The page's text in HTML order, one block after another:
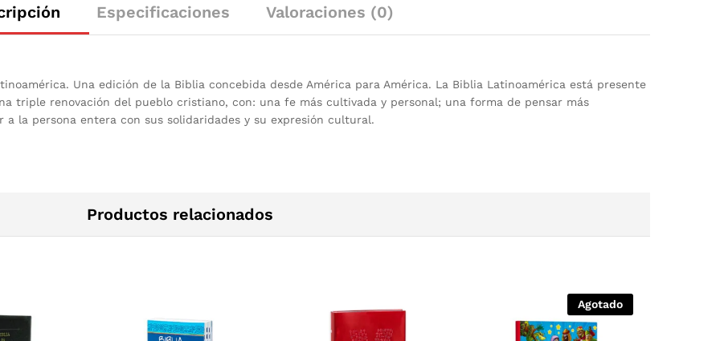
Especificaciones Valoraciones (0)
Una edición de la Biblia concebida desde América para América. La Biblia Latinoamérica está presente
triple renovación del pueblo cristiano, con: una fe más cultivada y personal; una forma de pensar más
la persona entera con sus solidaridades y su expresión cultural.
Productos relacionados
Agotado